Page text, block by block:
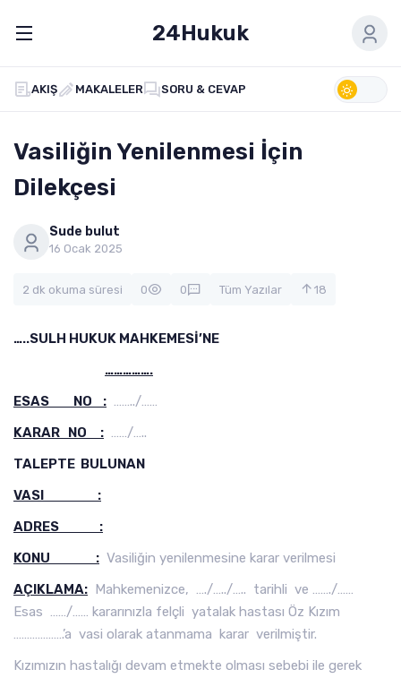
24Hukuk
AKIŞ MAKALELER SORU & CEVAP
Vasiliğin Yenilenmesi İçin
Dilekçesi
Sude bulut
16 Ocak 2025
2 dk okuma süresi 0 0 Tüm Yazılar 18
…..SULH HUKUK MAHKEMESİ’NE
…………….
ESAS NO : ……../……
KARAR NO : ……/…..
TALEPTE BULUNAN
VASI :
ADRES :
KONU : Vasiliğin yenilenmesine karar verilmesi
AÇIKLAMA: Mahkemenizce, …./…../….. tarihli ve ……./……
Esas ……/…… kararınızla felçli yatalak hastası Öz Kızım
……………….’a vasi olarak atanmama karar verilmiştir.
Kızımızın hastalığı devam etmekte olması sebebi ile gerek